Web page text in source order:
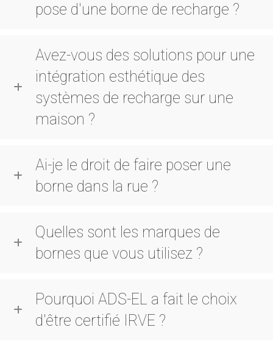
pose d'une borne de recharge ?
Avez-vous des solutions pour une
intégration esthétique des
systèmes de recharge sur une
maison ?
Ai-je le droit de faire poser une
borne dans la rue ?
Quelles sont les marques de
bornes que vous utilisez ?
Pourquoi ADS-EL a fait le choix
d'être certifié IRVE ?